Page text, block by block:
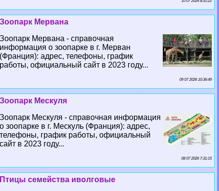
Зоопарк Мервана
Зоопарк Мервана - справочная
информация о зоопарке в г. Мерван
(Франция): адрес, телефоны, график
работы, официальный сайт в 2023 году...
09 07 2026 10:36:49
Зоопарк Мескуля
Зоопарк Мескуля - справочная информация
о зоопарке в г. Мескуль (Франция): адрес,
телефоны, график работы, официальный
сайт в 2023 году...
08 07 2026 7:31:15
Птицы семейства иволговые